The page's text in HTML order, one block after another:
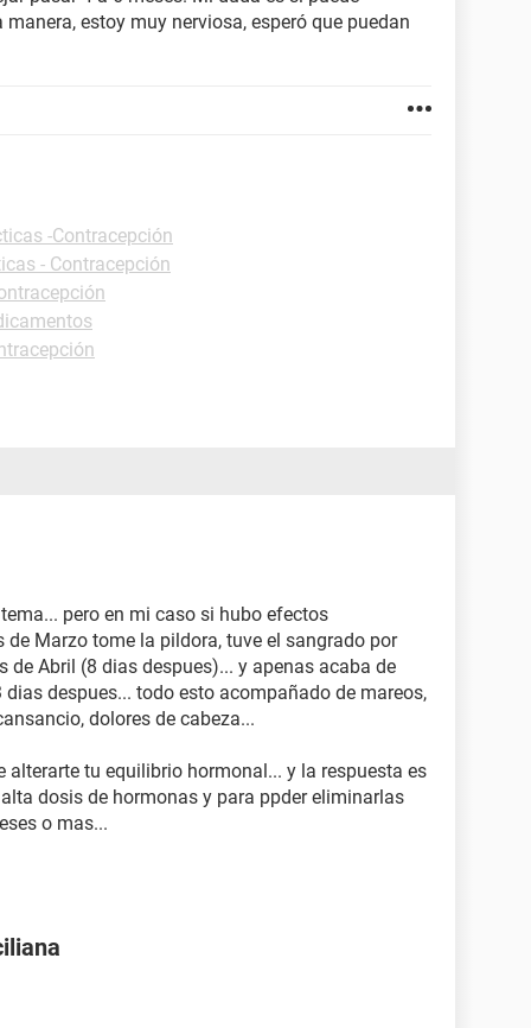
estoy muy nerviosa, esperó que puedan
-Contracepción
- Contracepción
pero en mi caso si hubo efectos
Marzo tome la pildora, tuve el sangrado por
Abril (8 dias despues)... y apenas acaba de
despues... todo esto acompañado de mareos,
dolores de cabeza...
alterarte tu equilibrio hormonal... y la respuesta es
dosis de hormonas y para ppder eliminarlas
o mas...